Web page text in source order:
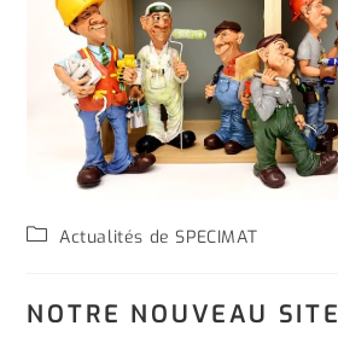
Actualités de SPECIMAT
NOTRE NOUVEAU SITE